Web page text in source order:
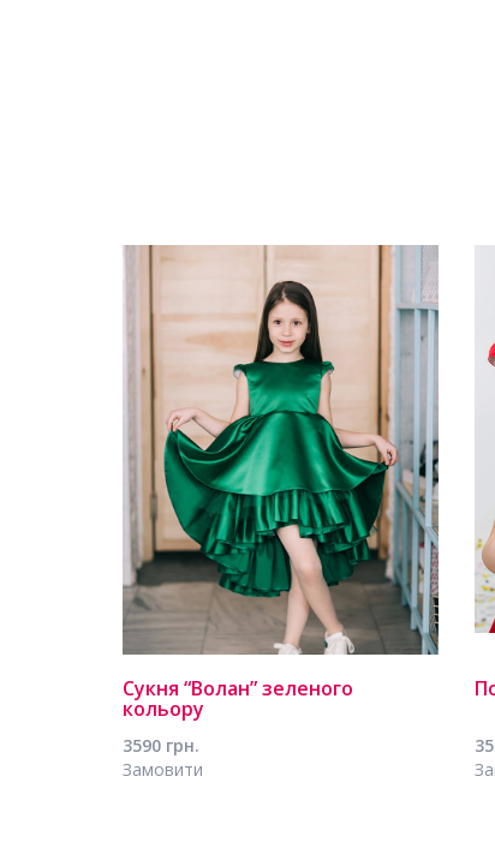
Сукня “Волан” зеленого
кольору
3590 грн.
Замовити